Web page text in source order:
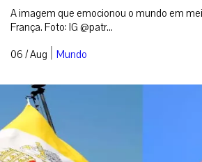
A imagem que emocionou o mundo em
França. Foto: IG @patr...
06 / Aug | Mundo